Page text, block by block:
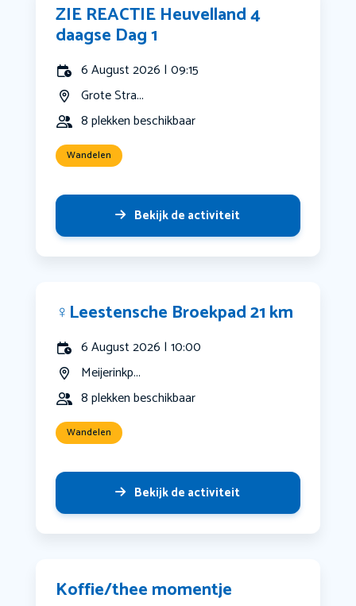
ZIE REACTIE Heuvelland 4
daagse Dag 1
6 August 2026 | 09:15
Grote Stra...
8 plekken beschikbaar
Wandelen
Bekijk de activiteit
‍♀️Leestensche Broekpad 21 km
6 August 2026 | 10:00
Meijerinkp...
8 plekken beschikbaar
Wandelen
Bekijk de activiteit
Koffie/thee momentje